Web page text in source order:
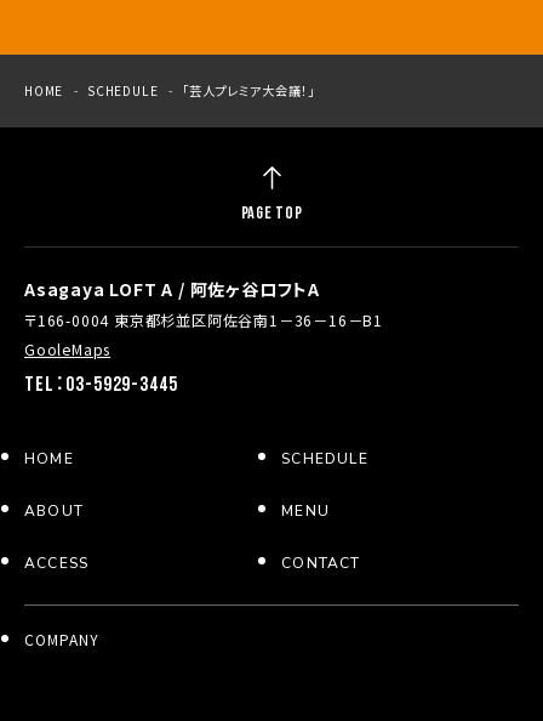
HOME SCHEDULE 「芸人プレミア大会議！」
Asagaya LOFT A / 阿佐ヶ谷ロフトA
〒166-0004 東京都杉並区阿佐谷南1－36－16－B1
GooleMaps
TEL：03-5929-3445
HOME SCHEDULE
ABOUT MENU
ACCESS CONTACT
COMPANY
PAGE TOP